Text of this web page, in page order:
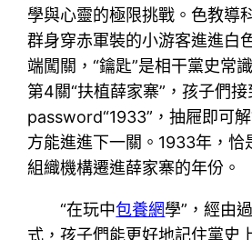
學與心靈的極限挑戰。色教導
群身穿赤軍裝的小游客進進白
端闖關，“鑰匙”是相干黨史常
第4關“扶植薛家寨”，孩子們
password“1933”，抽屜即可
方能進進下一關。1933年，恰
組織機構遷進薛家寨的年份。
“在玩中包養網學”，經由
式，孩子們能更好地記住黨史